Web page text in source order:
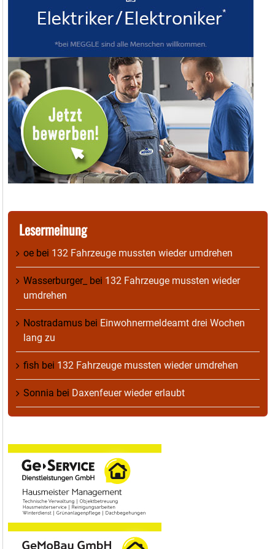
Lesermeinung
oe bei 132 Fahrzeuge mussten wieder umdrehen
Wasserburger_ bei 132 Fahrzeuge mussten wieder
umdrehen
Nostradamus bei Einwohnermeldeamt drei Wochen
lang zu
fish bei 132 Fahrzeuge mussten wieder umdrehen
Sonnia bei Daxenfeuer wieder erlaubt